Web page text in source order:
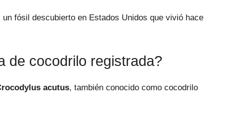
un fósil descubierto en Estados Unidos que vivió hace
de cocodrilo registrada?
acutus, también conocido como cocodrilo